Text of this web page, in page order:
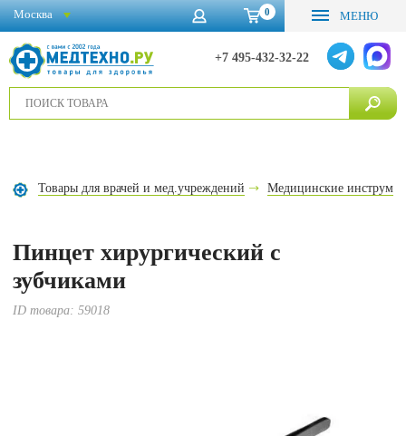
0 МЕНЮ
+7 495-432-32-22
Москва
Товары для врачей и мед.учреждений Медицинские
Пинцет хирургический с
зубчиками
ID товара:59018